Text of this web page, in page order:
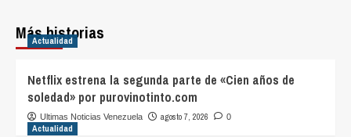
Más historias
Actualidad
Netflix estrena la segunda parte de «Cien años de
soledad» por purovinotinto.com
Ultimas Noticias Venezuela agosto 7, 2026 0
Actualidad